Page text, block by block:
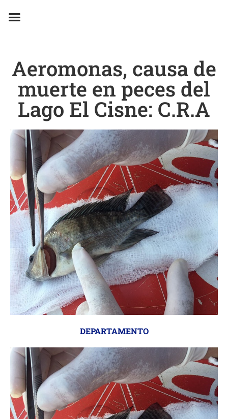
Aeromonas, causa de
muerte en peces del
Lago El Cisne: C.R.A
DEPARTAMENTO